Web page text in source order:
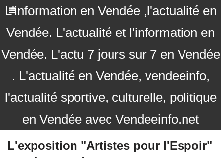
L'information en Vendée ,l'actualité en
Vendée. L'actualité et l'information en
Vendée. L'actu 7 jours sur 7 en Vendée
. L'actualité en Vendée, vendeeinfo,
l'actualité sportive, culturelle, politique
en Vendée avec Vendeeinfo.net
L'exposition "Artistes pour l'Espoir"